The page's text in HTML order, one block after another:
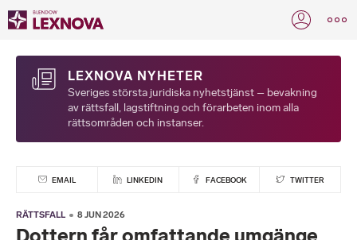
LEXNOVA NYHETER
Sveriges största juridiska nyhetstjänst – bevakning
av rättsfall, lagstiftning och förarbeten inom alla
rättsområden och instanser.
EMAIL LINKEDIN FACEBOOK TWITTER
RÄTTSFALL 8 JUN 2026